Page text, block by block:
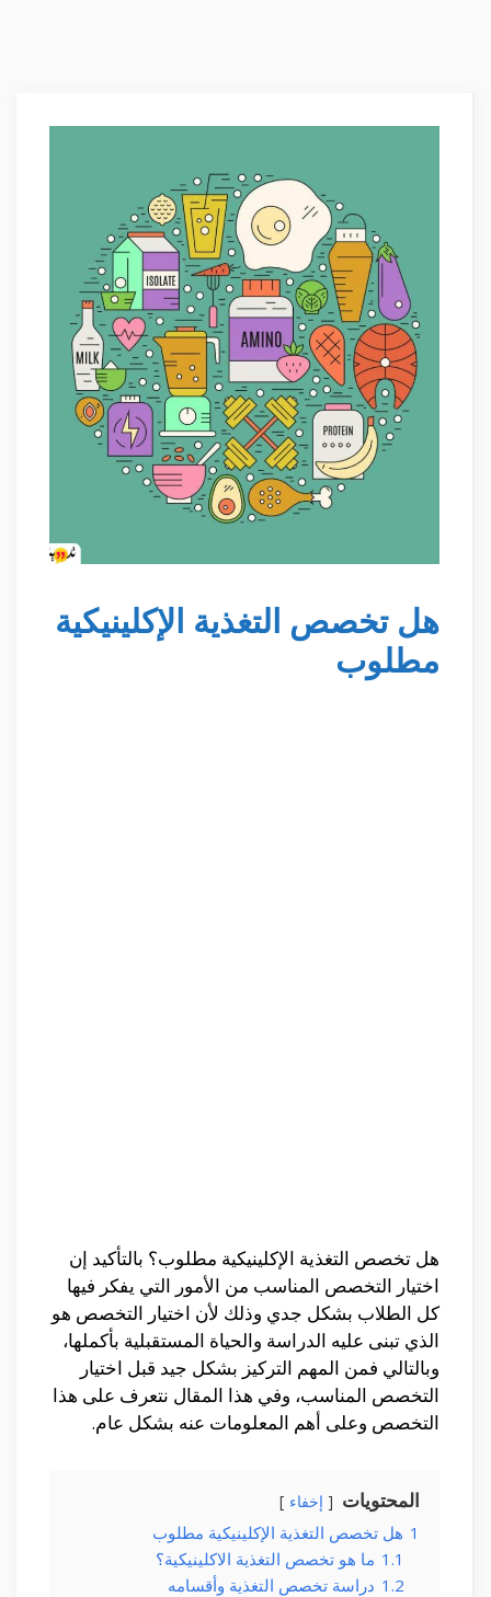
هل تخصص التغذية الإكلينيكية
مطلوب
هل تخصص التغذية الإكلينيكية مطلوب؟ بالتأكيد إن
اختيار التخصص المناسب من الأمور التي يفكر فيها
كل الطلاب بشكل جدي وذلك لأن اختيار التخصص هو
الذي تبنى عليه الدراسة والحياة المستقبلية بأكملها،
وبالتالي فمن المهم التركيز بشكل جيد قبل اختيار
التخصص المناسب، وفي هذا المقال نتعرف على هذا
التخصص وعلى أهم المعلومات عنه بشكل عام.
المحتويات إخفاء
1 هل تخصص التغذية الإكلينيكية مطلوب
1.1 ما هو تخصص التغذية الاكلينيكية؟
1.2 دراسة تخصص التغذية وأقسامه